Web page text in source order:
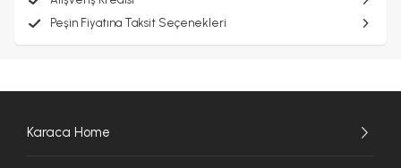
Peşin Fiyatına Taksit Seçenekleri
Karaca Home